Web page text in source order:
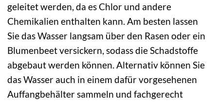
geleitet werden, da es Chlor und andere
Chemikalien enthalten kann. Am besten lassen
Sie das Wasser langsam über den Rasen oder ein
Blumenbeet versickern, sodass die Schadstoffe
abgebaut werden können. Alternativ können Sie
das Wasser auch in einem dafür vorgesehenen
Auffangbehälter sammeln und fachgerecht